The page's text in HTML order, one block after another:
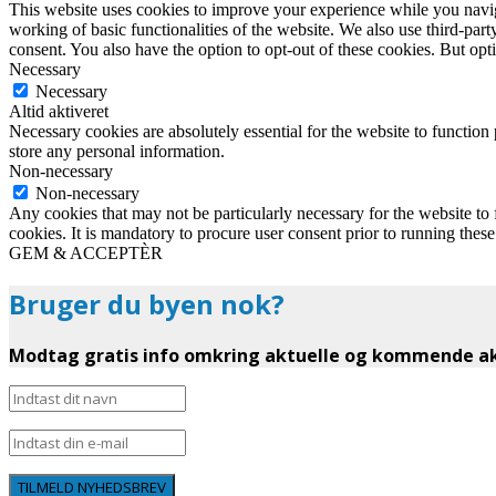
This website uses cookies to improve your experience while you
working of basic functionalities of the website. We also use third-
consent. You also have the option to opt-out of these cookies. But
Necessary
Necessary
Altid aktiveret
Necessary cookies are absolutely essential for the website to
store any personal information.
Non-necessary
Non-necessary
Any cookies that may not be particularly necessary for the website
cookies. It is mandatory to procure user consent prior to running
GEM & ACCEPTÈR
Bruger du byen nok?
Modtag gratis info omkring aktuelle og kommende
TILMELD NYHEDSBREV